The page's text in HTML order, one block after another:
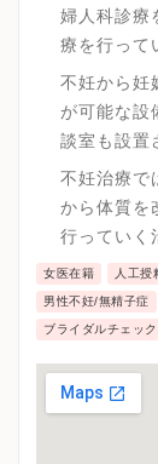
婦人科診療
療を行って
不妊から妊
が可能な設
談室も設置
不妊治療で
から体質を
行っていく
を調べるブ
女医在籍 人工授
男性不妊/無精子症
ブライダルチェック